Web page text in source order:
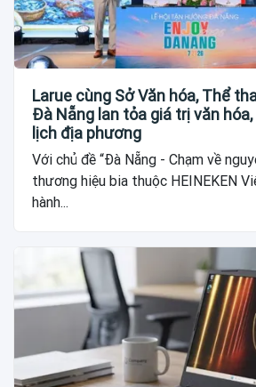
Larue cùng Sở Văn hóa, Thể
Đà Nẵng lan tỏa giá trị văn
lịch địa phương
Với chủ đề “Đà Nẵng - Chạm về
thương hiệu bia thuộc HEINEKEN
hành...